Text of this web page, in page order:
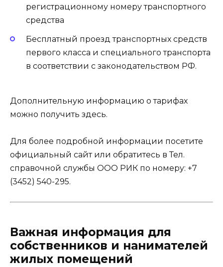
регистрационному номеру транспортного
средства
Бесплатный проезд транспортных средств
первого класса и специального транспорта
в соответствии с законодательством РФ.
Дополнительную информацию о тарифах
можно получить здесь.
Для более подробной информации посетите
официальный сайтили обратитесь в Тел.
справочной службы ООО РИК по номеру: +7
(3452) 540-295.
Важная информация для
собственников и нанимателей
жилых помещений